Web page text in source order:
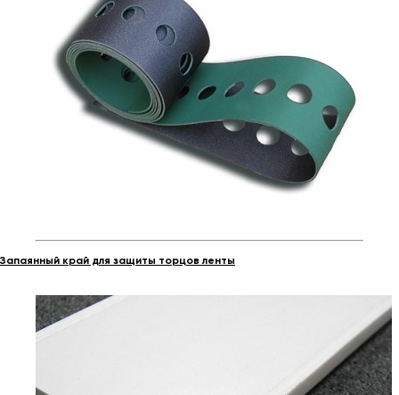
Запаянный край для защиты торцов ленты